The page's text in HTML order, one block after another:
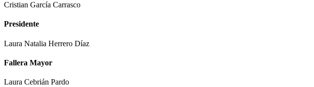
Cristian García Carrasco
Presidente
Laura Natalia Herrero Díaz
Fallera Mayor
Laura Cebrián Pardo